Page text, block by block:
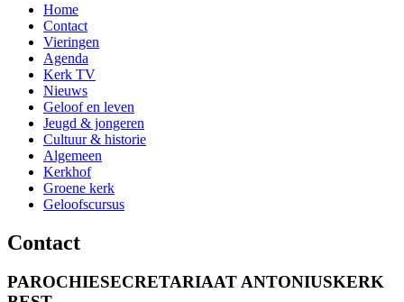
Home
Contact
Vieringen
Agenda
Kerk TV
Nieuws
Geloof en leven
Jeugd & jongeren
Cultuur & historie
Algemeen
Kerkhof
Groene kerk
Geloofscursus
Contact
PAROCHIESECRETARIAAT ANTONIUSKERK